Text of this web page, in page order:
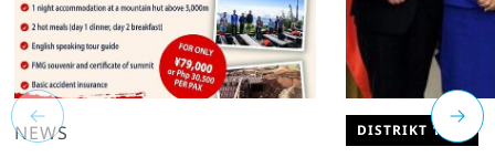
NEWS DISTRIKT 1920